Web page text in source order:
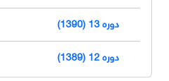
دوره 13 (1390)
دوره 12 (1389)